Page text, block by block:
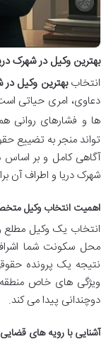
بهترین وکیل در شهرک
انتخاببهترین وکیل در
دعاوی، امری حیاتی
ها و فشارهای روانی
تواند منجر به تضییع
آگاهی کامل و بر اساس
شهرک دریا و اطراف آن
اهمیت انتخاب وکیل
انتخاب یک وکیل مطلع و
محل سکونت شما
نتیجه یک پرونده
ویژگی های خاص
دوچندانی پیدا می کند.
آشنایی با رویه های